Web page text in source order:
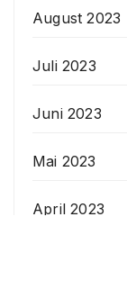
August 2023
Juli 2023
Juni 2023
Mai 2023
April 2023